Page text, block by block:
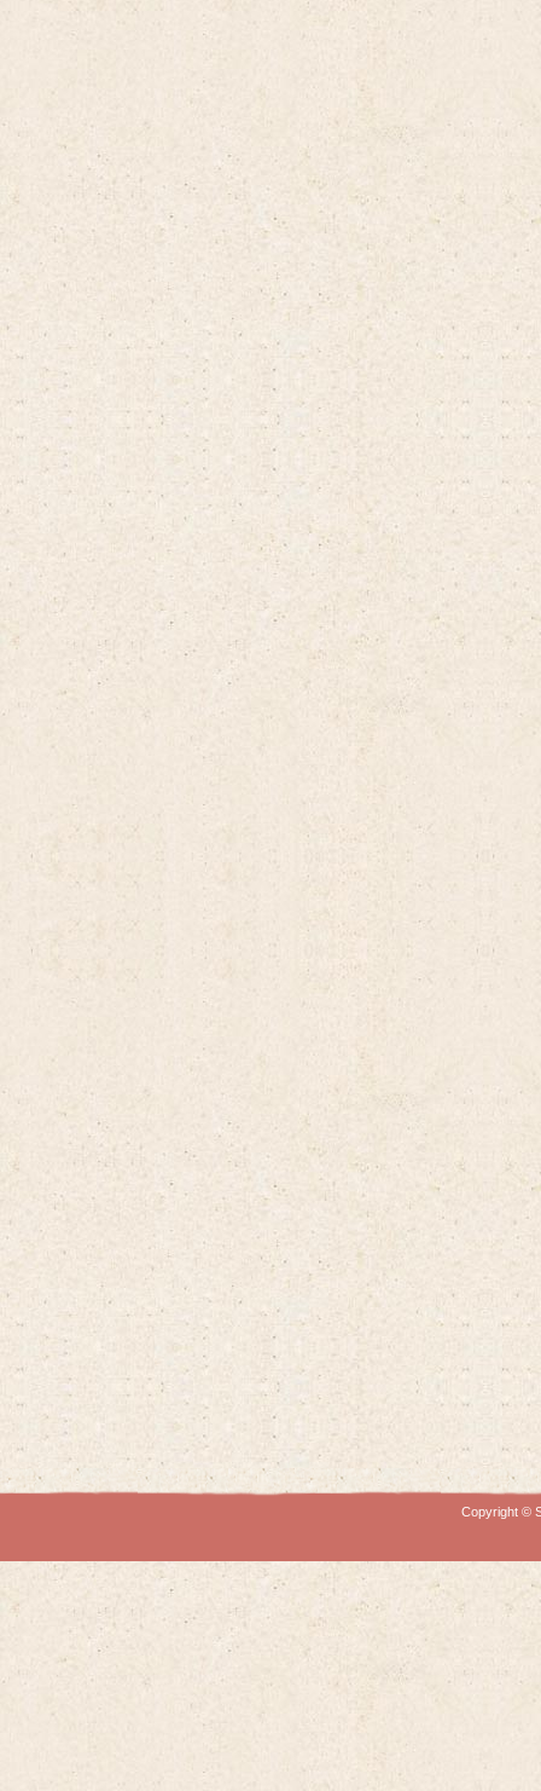
Copyright ©